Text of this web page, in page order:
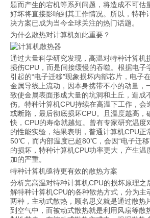
题而产生的宕机等系列问题，将造成不可估
好坏将直接影响到其工作情况。所以，特种
决方案已成为当今全球关注的热门话题。
为什么散热对计算机如此重要？
通过大量科学研究发现，高温对特种计算机
损伤CPU，而是间接缓慢的吞噬。根据电子
引起的“电子迁移”现象损坏内部芯片，电子
金属导线上流动，因本身携带不小的动量，
致使金属表面形成大量的坑洞和土丘，造成
伤。特种计算机CPU持续在高温下工作，会
或断路，最后彻底损坏CPU。且温度越高，
快，CPU的寿命就越短。曾有专家研究温度
的性能实验，结果表明，普通计算机CPU正
50℃，而内部温度已超80℃，会因“电子迁移
的损坏，特种计算机CPU功率更大，产生温
加的严重。
特种计算机亟待更有效的散热方案
分析完高温对特种计算机CPU的损坏原理之
解特种计算机CPU的各种散热方式，分为主
两种，主动式散热，顾名思义就是通过散热
到空气中，而被动式散热就是利用风扇等散